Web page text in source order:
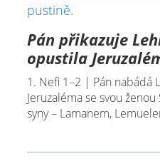
Pán přikazuje
opustila
1. Nefi 1–2 | Pán nabádá
Jeruzaléma se svou
syny – Lamanem,